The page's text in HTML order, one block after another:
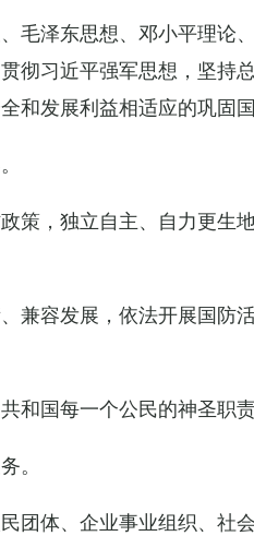
泽东思想、邓小平理论、
彻习近平强军思想，坚持
发展利益相适应的巩固
，独立自主、自力更生
兼容发展，依法开展国防
国每一个公民的神圣职责
。
团体、企业事业组织、社